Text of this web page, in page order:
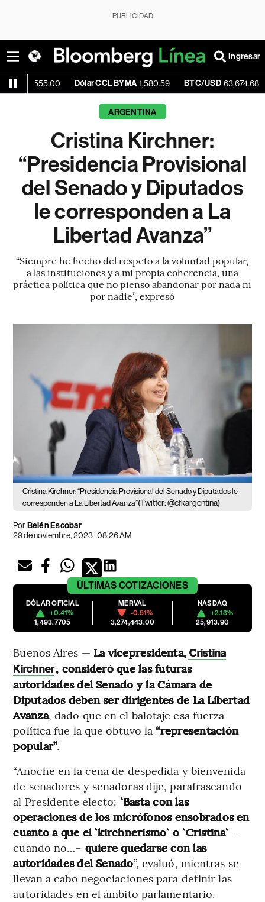
PUBLICIDAD
Ingresar
Dólar CCL BYMA 1,580.59 BTC/USD 63,674.68 -0.11%
ARGENTINA
Cristina Kirchner:
“Presidencia Provisional
del Senado y Diputados
le corresponden a La
Libertad Avanza”
“Siempre he hecho del respeto a la voluntad popular,
a las instituciones y a mi propia coherencia, una
práctica política que no pienso abandonar por nada ni
por nadie”, expresó
Cristina Kirchner: “Presidencia Provisional del Senado y Diputados le
corresponden a La Libertad Avanza”(Twitter: @cfkargentina)
PorBelén Escobar
29 de noviembre, 2023 | 08:26 AM
ÚLTIMAS COTIZACIONES
DÓLAR OFICIAL
+0.41%
1,493.7705
MERVAL
-0.51%
3,274,443.00
NASDAQ
+2.13%
25,913.90
Buenos Aires — La vicepresidenta, Cristina
Kirchner, consideró que las futuras
autoridades del Senado y la Cámara de
Diputados deben ser dirigentes de La Libertad
Avanza, dado que en el balotaje esa fuerza
política fue la que obtuvo la“representación
popular”.
“Anoche en la cena de despedida y bienvenida
de senadores y senadoras dije, parafraseando
al Presidente electo: `Basta con las
operaciones de los micrófonos ensobrados en
cuanto a que el `kirchnerismo` o `Cristina` –
cuando no…– quiere quedarse con las
autoridades del Senado”, evaluó, mientras se
llevan a cabo negociaciones para definir las
autoridades en el ámbito parlamentario.